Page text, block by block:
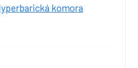
komora